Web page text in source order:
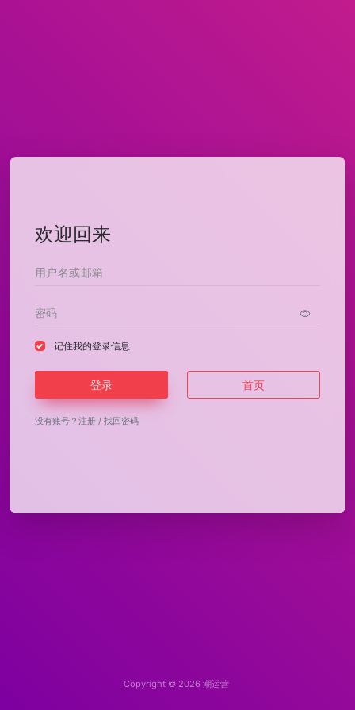
欢迎回来
记住我的登录信息
登录 首页
没有账号？ 注册 / 找回密码
Copyright © 2026 潮运营